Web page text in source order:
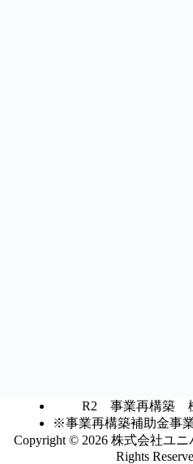
R2 事業再構築
※事業再構築補助金事
Copyright © 2026 株式会社ユ
Rights